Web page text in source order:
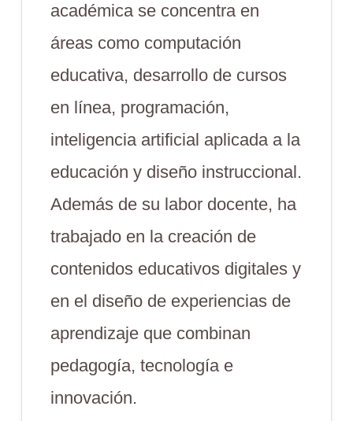
académica se concentra en
áreas como computación
educativa, desarrollo de cursos
en línea, programación,
inteligencia artificial aplicada a la
educación y diseño instruccional.
Además de su labor docente, ha
trabajado en la creación de
contenidos educativos digitales y
en el diseño de experiencias de
aprendizaje que combinan
pedagogía, tecnología e
innovación.